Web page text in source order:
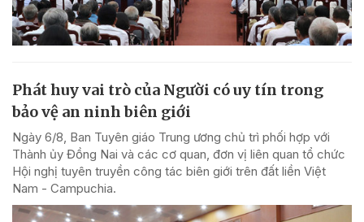
Phát huy vai trò của Người có uy tín trong
bảo vệ an ninh biên giới
Ngày 6/8, Ban Tuyên giáo Trung ương chủ trì phối hợp với
Thành ủy Đồng Nai và các cơ quan, đơn vị liên quan tổ chức
Hội nghị tuyên truyền công tác biên giới trên đất liền Việt
Nam - Campuchia.